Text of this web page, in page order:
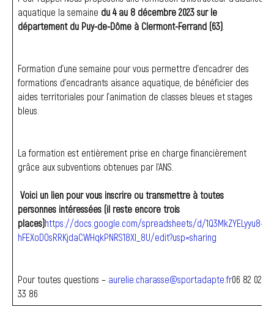
aquatique la semaine du 4 au 8 décembre 2023 sur le
département du Puy-de-Dôme à Clermont-Ferrand (63)
Formation d’une semaine pour vous permettre d’encadrer des
formations d’encadrants aisance aquatique, de bénéficier des
aides territoriales pour l’animation de classes bleues et stages
bleus.
La formation est entièrement prise en charge financièrement
grâce aux subventions obtenues par l’ANS.
Voici un lien pour vous inscrire ou transmettre à toutes
personnes intéressées (il reste encore trois
places)https://docs.google.com/spreadsheets/d/1Q3MkZYELyyu8-
hFEXoDOsRRKjdaCWHqkPNRS18XI_8U/edit?usp=sharing
Pour toutes questions – aurelie.charasse@sportadapte.fr06 82 02
33 86